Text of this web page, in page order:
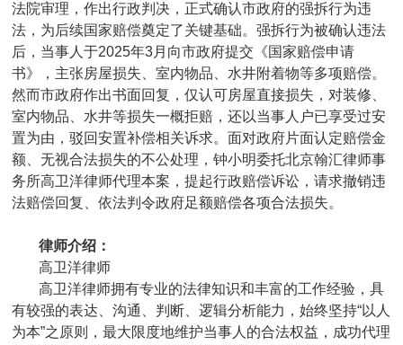
法院审理，作出行政判决，正式确认市政府的强拆行为违
法，为后续国家赔偿奠定了关键基础。强拆行为被确认违法
后，当事人于2025年3月向市政府提交《国家赔偿申请
书》，主张房屋损失、室内物品、水井附着物等多项赔偿。
然而市政府作出书面回复，仅认可房屋直接损失，对装修、
室内物品、水井等损失一概拒赔，还以当事人户已享受过安
置为由，驳回安置补偿相关诉求。面对政府片面认定赔偿金
额、无视合法损失的不公处理，钟小明委托北京翰汇律师事
务所高卫洋律师代理本案，提起行政赔偿诉讼，请求撤销违
法赔偿回复、依法判令政府足额赔偿各项合法损失。
律师介绍：
高卫洋律师
高卫洋律师拥有专业的法律知识和丰富的工作经验，具
有较强的表达、沟通、判断、逻辑分析能力，始终坚持“以人
为本”之原则，最大限度地维护当事人的合法权益，成功代理